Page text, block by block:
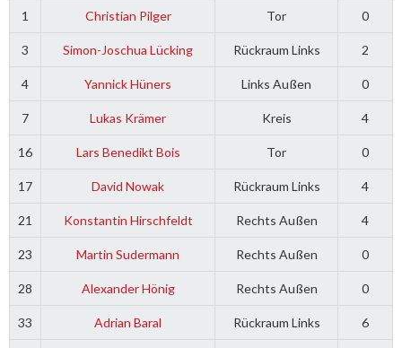
1 Christian Pilger Tor 0
3 Simon-Joschua Lücking Rückraum Links 2
4 Yannick Hüners Links Außen 0
7 Lukas Krämer Kreis 4
16 Lars Benedikt Bois Tor 0
17 David Nowak Rückraum Links 4
21 Konstantin Hirschfeldt Rechts Außen 4
23 Martin Sudermann Rechts Außen 0
28 Alexander Hönig Rechts Außen 0
33 Adrian Baral Rückraum Links 6